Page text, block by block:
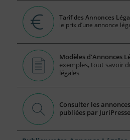
Tarif des Annonces
le prix d’une annonce
Modèles d'Annonces
exemples, tout savoir
légales
Consulter les
publiées par JuriPresse